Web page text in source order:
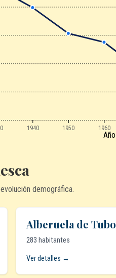
1940 1950 1960
Año
demográfica.
Alberuela de Tubo
283 habitantes
Ver detalles →